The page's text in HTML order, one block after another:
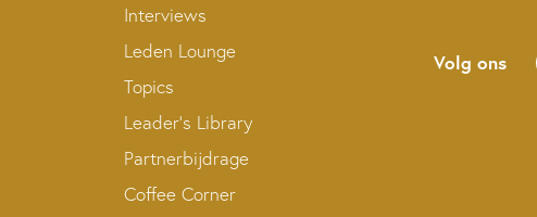
Interviews
Leden Lounge
Topics
Leader’s Library
Partnerbijdrage
Coffee Corner
Volg ons